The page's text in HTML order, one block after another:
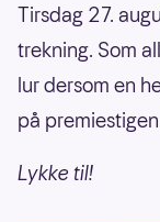
Tirsdag 27.
trekning. Som
lur dersom en
på
Lykke til!